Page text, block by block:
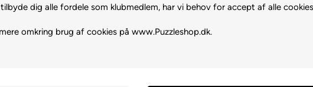
dig alle fordele som klubmedlem, har vi behov for accept af alle
omkring brug af cookies på www.Puzzleshop.dk.